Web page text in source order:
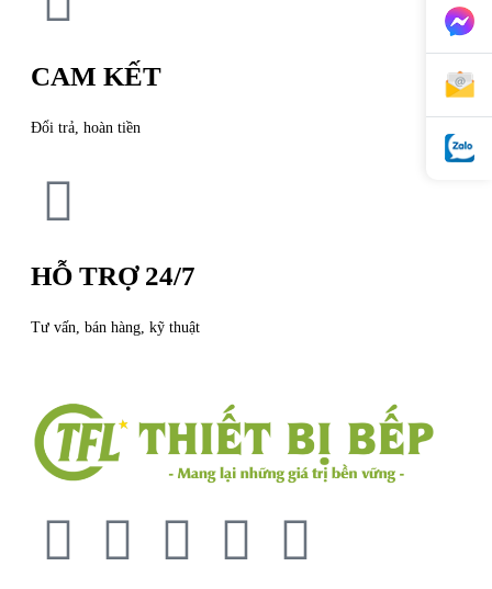
CAM KẾT
Đổi trả, hoàn tiền
HỖ TRỢ 24/7
Tư vấn, bán hàng, kỹ thuật